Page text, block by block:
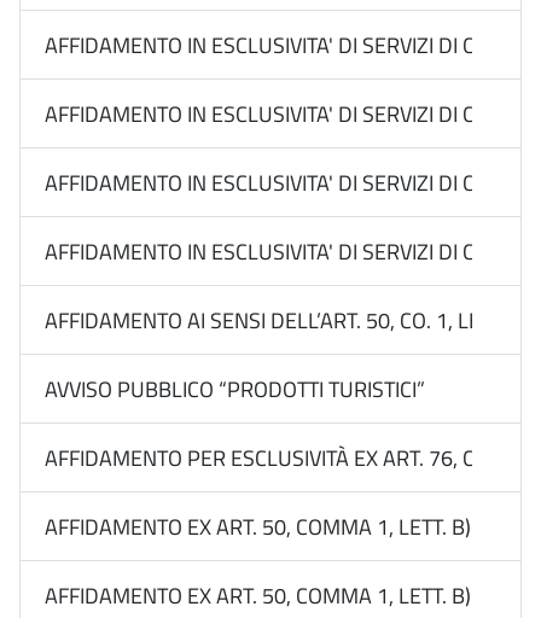
AFFIDAMENTO IN ESCLUSIVITA' DI SERVIZI DI
AFFIDAMENTO IN ESCLUSIVITA' DI SERVIZI DI
AFFIDAMENTO IN ESCLUSIVITA' DI SERVIZI DI
AFFIDAMENTO IN ESCLUSIVITA' DI SERVIZI DI
AFFIDAMENTO AI SENSI DELL’ART. 50, CO. 1, LETT.
AVVISO PUBBLICO “PRODOTTI TURISTICI”
AFFIDAMENTO PER ESCLUSIVITÀ EX ART. 76,
AFFIDAMENTO EX ART. 50, COMMA 1, LETT. B) DEL
AFFIDAMENTO EX ART. 50, COMMA 1, LETT. B) DEL